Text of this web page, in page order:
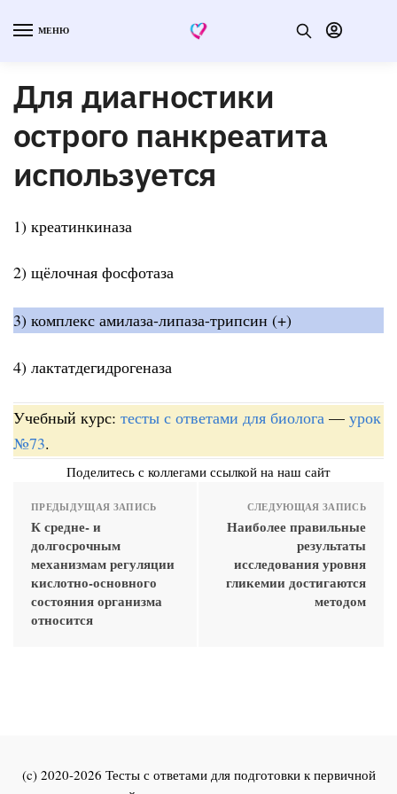
МЕНЮ
Для диагностики
острого панкреатита
используется
1) креатинкиназа
2) щёлочная фосфотаза
3) комплекс амилаза-липаза-трипсин (+)
4) лактатдегидрогеназа
Учебный курс: тесты с ответами для биолога — урок
№73.
Поделитесь с коллегами ссылкой на наш сайт
ПРЕДЫДУЩАЯ ЗАПИСЬ
К средне- и
долгосрочным
механизмам регуляции
кислотно-основного
состояния организма
относится
СЛЕДУЮЩАЯ ЗАПИСЬ
Наиболее правильные
результаты
исследования уровня
гликемии достигаются
методом
(c) 2020-2026 Тесты с ответами для подготовки к первичной